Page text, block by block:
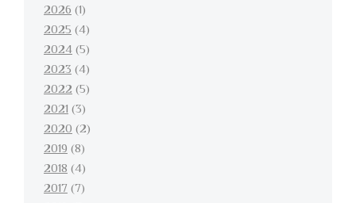
2026(1)
2025(4)
2024(5)
2023(4)
2022(5)
2021(3)
2020(2)
2019(8)
2018(4)
2017(7)